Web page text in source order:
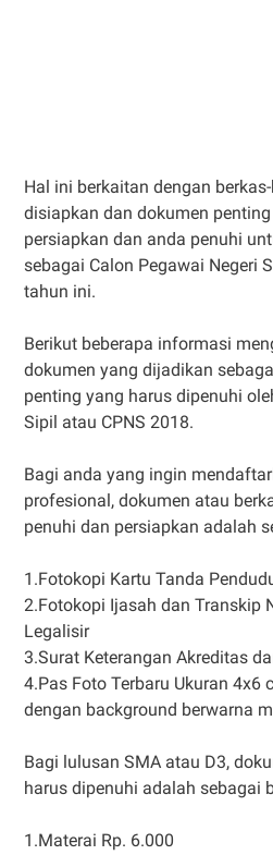
Hal ini berkaitan dengan
disiapkan dan dokumen
persiapkan dan anda penuhi
sebagai Calon Pegawai Negeri
tahun ini.
Berikut beberapa informasi
dokumen yang dijadikan
penting yang harus dipenuhi
Sipil atau CPNS 2018.
Bagi anda yang ingin
profesional, dokumen atau
penuhi dan persiapkan adalah
1.Fotokopi Kartu Tanda
2.Fotokopi Ijasah dan Transkip
Legalisir
3.Surat Keterangan Akreditas
4.Pas Foto Terbaru Ukuran 4x6
dengan background berwarna
Bagi lulusan SMA atau D3,
harus dipenuhi adalah sebagai
1.Materai Rp. 6.000